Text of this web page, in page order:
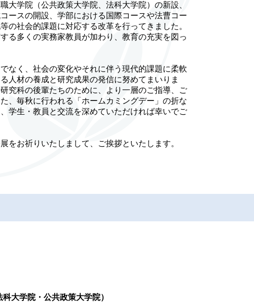
大学院（公共政策大学院、法科大学院）の新設、
ースの開設、学部における国際コースや法曹コー
の社会的課題に対応する改革を行ってきました。
る多くの実務家教員が加わり、教育の充実を図っ
なく、社会の変化やそれに伴う現代的課題に柔軟
人材の養成と研究成果の発信に努めてまいりま
究科の後輩たちのために、より一層のご指導、ご
、毎秋に行われる「ホームカミングデー」の折な
学生・教員と交流を深めていただければ幸いでご
お祈りいたしまして、ご挨拶といたします。
大学院・公共政策大学院）